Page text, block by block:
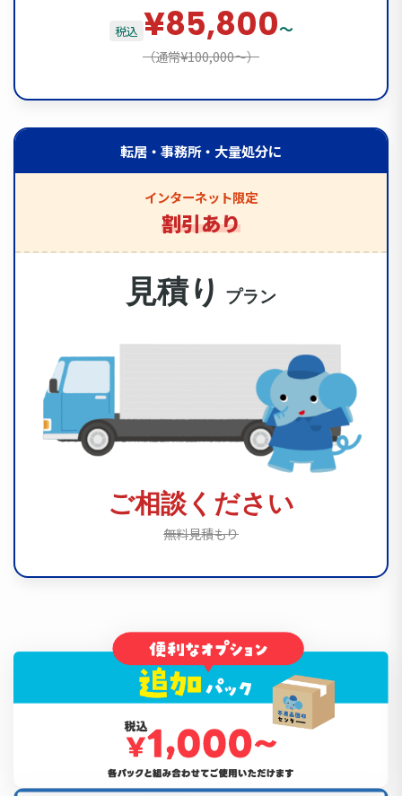
税込 ¥85,800〜
（通常¥100,000〜）
転居・事務所・大量処分に
インターネット限定
割引あり
見積り プラン
ご相談ください
無料見積もり